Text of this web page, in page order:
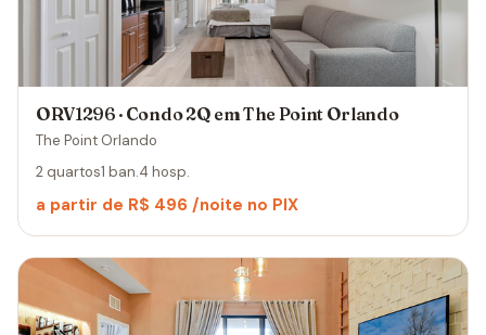
ORV1296 · Condo 2Q em The Point Orlando
The Point Orlando
2 quartos1 ban.4 hosp.
a partir de R$ 496 /noite no PIX